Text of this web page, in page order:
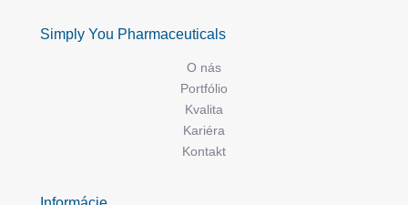
Simply You Pharmaceuticals
O nás
Portfólio
Kvalita
Kariéra
Kontakt